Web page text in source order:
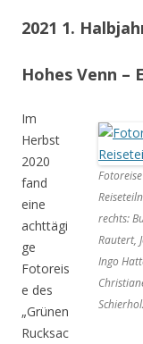
2021 1.
Hohes Venn –
rechts:
Rautert,
Ingo
Im
Herbst
2020
fand
eine
achttägi
ge
Fotoreis
e des
„Grünen
Rucksac